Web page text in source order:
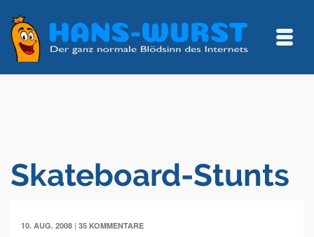
Skateboard-Stunts
10. AUG. 2008 | 35 KOMMENTARE